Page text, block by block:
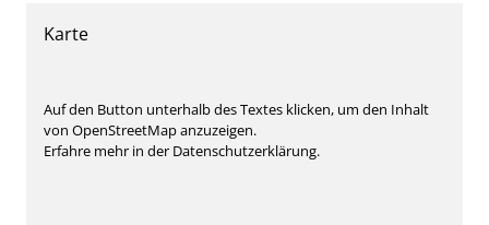
Karte
Auf den Button unterhalb des Textes klicken, um den Inhalt
von OpenStreetMap anzuzeigen.
Erfahre mehr in der Datenschutzerklärung.